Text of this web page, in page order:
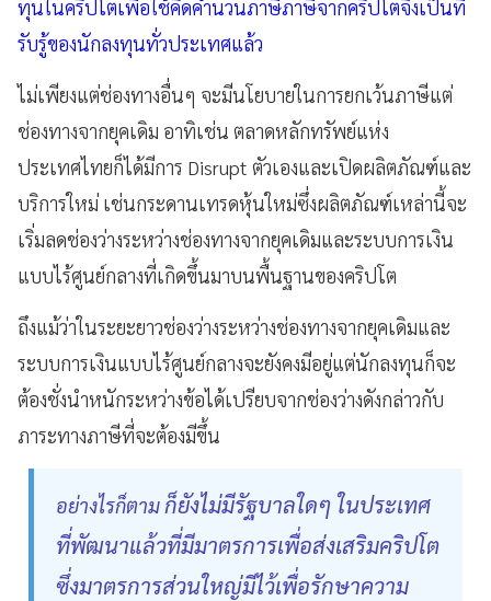
ทุนในคริปโตเพื่อใช้คิดคำนวนภาษีภาษีจากคริปโตจึงเป็นที่
รับรู้ของนักลงทุนทั่วประเทศแล้ว
ไม่เพียงแต่ช่องทางอื่นๆ จะมีนโยบายในการยกเว้นภาษีแต่
ช่องทางจากยุคเดิม อาทิเช่น ตลาดหลักทรัพย์แห่ง
ประเทศไทยก็ได้มีการ Disrupt ตัวเองและเปิดผลิตภัณฑ์และ
บริการใหม่ เช่นกระดานเทรดหุ้นใหม่ซึ่งผลิตภัณฑ์เหล่านี้จะ
เริ่มลดช่องว่างระหว่างช่องทางจากยุคเดิมและระบบการเงิน
แบบไร้ศูนย์กลางที่เกิดขึ้นมาบนพื้นฐานของคริปโต
ถึงแม้ว่าในระยะยาวช่องว่างระหว่างช่องทางจากยุคเดิมและ
ระบบการเงินแบบไร้ศูนย์กลางจะยังคงมีอยู่แต่นักลงทุนก็จะ
ต้องชั่งนำหนักระหว่างข้อได้เปรียบจากช่องว่างดังกล่าวกับ
ภาระทางภาษีที่จะต้องมีขึ้น
อย่างไรก็ตาม ก็ยังไม่มีรัฐบาลใดๆ ในประเทศ
ที่พัฒนาแล้วที่มีมาตรการเพื่อส่งเสริมคริปโต
ซึ่งมาตรการส่วนใหญ่มีไว้เพื่อรักษาความ